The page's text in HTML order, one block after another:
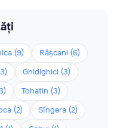
(9)
Râșcani (6)
Ghidighici (3)
Tohatin (3)
(2)
Sîngera (2)